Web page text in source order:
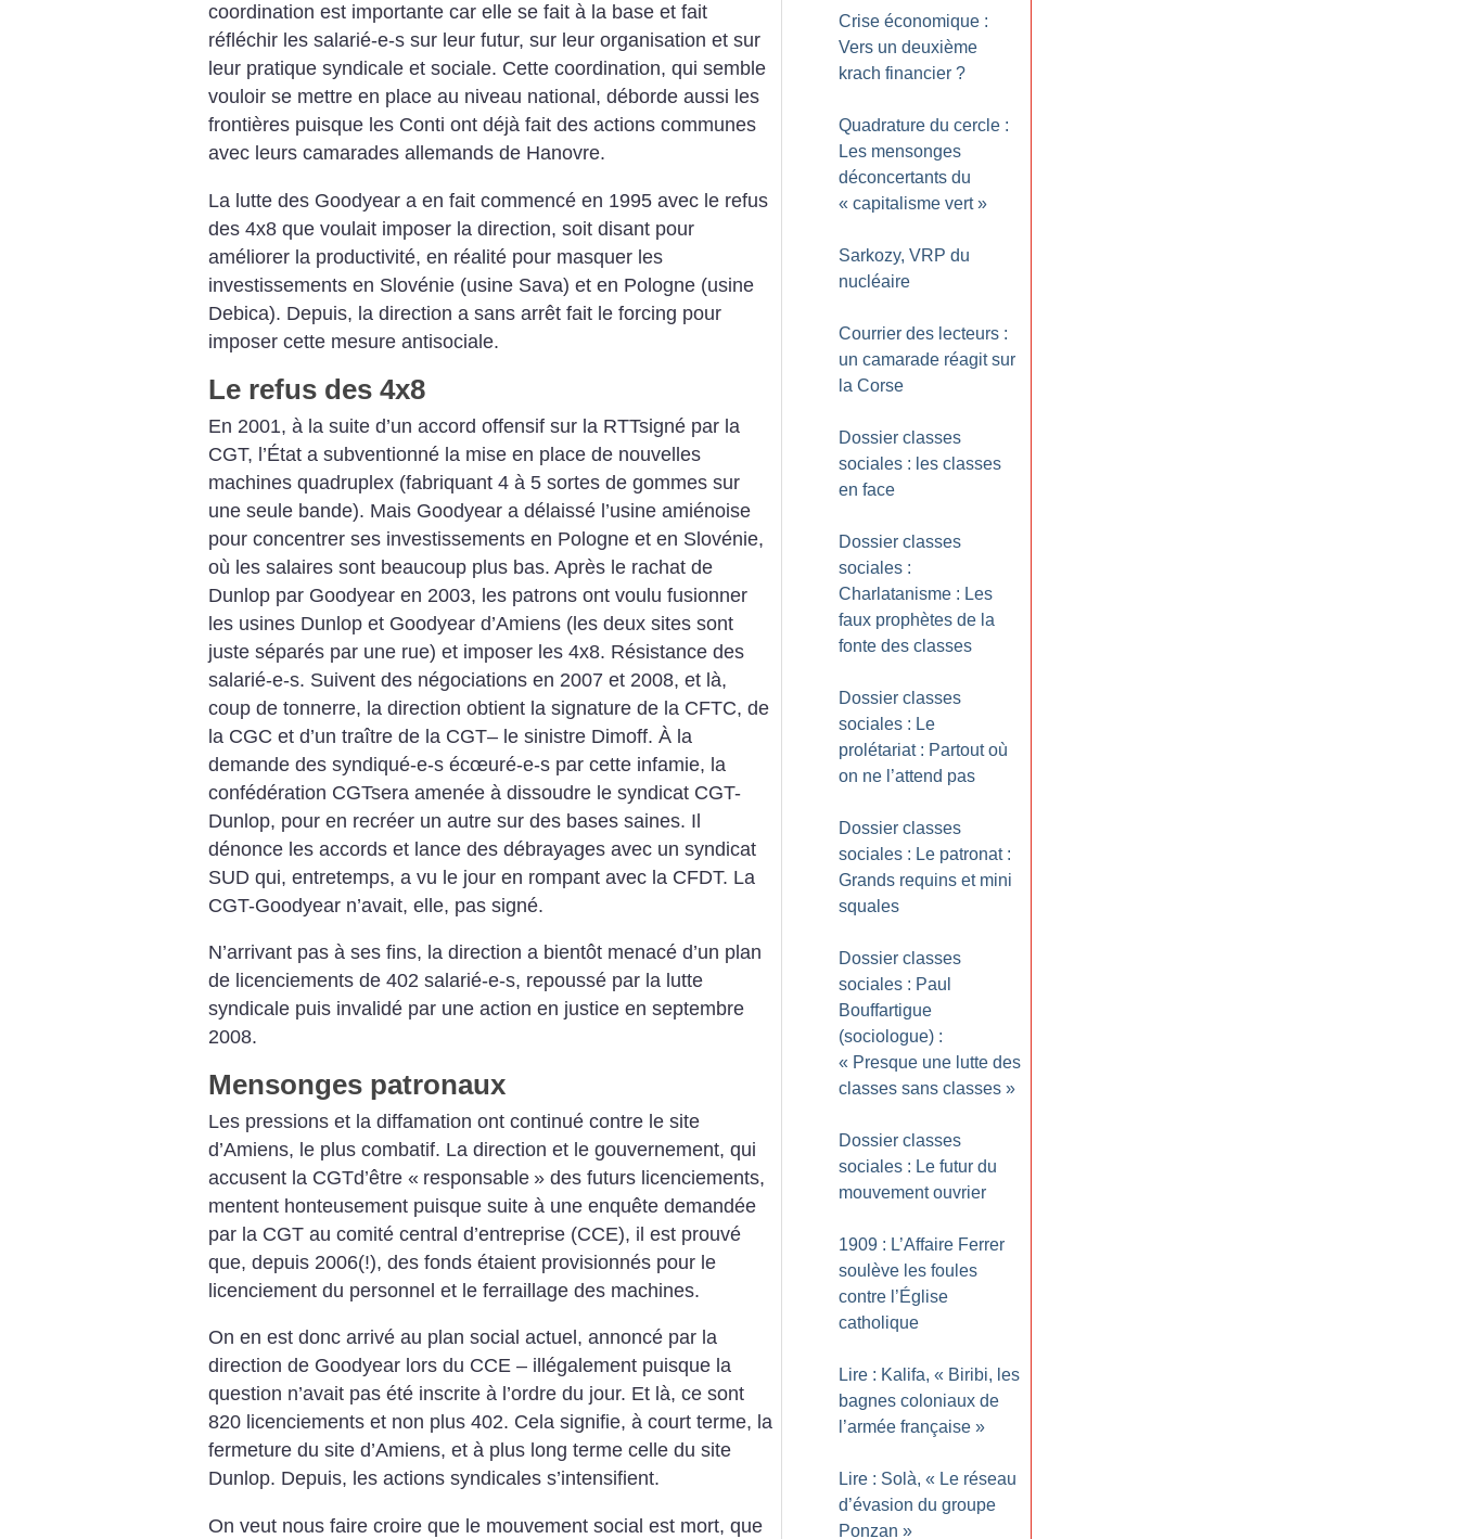
coordination est importante car elle se fait à la base et fait
réfléchir les salarié-e-s sur leur futur, sur leur organisation et sur
leur pratique syndicale et sociale. Cette coordination, qui semble
vouloir se mettre en place au niveau national, déborde aussi les
frontières puisque les Conti ont déjà fait des actions communes
avec leurs camarades allemands de Hanovre.
La lutte des Goodyear a en fait commencé en 1995 avec le refus
des 4x8 que voulait imposer la direction, soit disant pour
améliorer la productivité, en réalité pour masquer les
investissements en Slovénie (usine Sava) et en Pologne (usine
Debica). Depuis, la direction a sans arrêt fait le forcing pour
imposer cette mesure antisociale.
Le refus des 4x8
En 2001, à la suite d’un accord offensif sur la RTTsigné par la
CGT, l’État a subventionné la mise en place de nouvelles
machines quadruplex (fabriquant 4 à 5 sortes de gommes sur
une seule bande). Mais Goodyear a délaissé l’usine amiénoise
pour concentrer ses investissements en Pologne et en Slovénie,
où les salaires sont beaucoup plus bas. Après le rachat de
Dunlop par Goodyear en 2003, les patrons ont voulu fusionner
les usines Dunlop et Goodyear d’Amiens (les deux sites sont
juste séparés par une rue) et imposer les 4x8. Résistance des
salarié-e-s. Suivent des négociations en 2007 et 2008, et là,
coup de tonnerre, la direction obtient la signature de la CFTC, de
la CGC et d’un traître de la CGT– le sinistre Dimoff. À la
demande des syndiqué-e-s écœuré-e-s par cette infamie, la
confédération CGTsera amenée à dissoudre le syndicat CGT-
Dunlop, pour en recréer un autre sur des bases saines. Il
dénonce les accords et lance des débrayages avec un syndicat
SUD qui, entretemps, a vu le jour en rompant avec la CFDT. La
CGT-Goodyear n’avait, elle, pas signé.
N’arrivant pas à ses fins, la direction a bientôt menacé d’un plan
de licenciements de 402 salarié-e-s, repoussé par la lutte
syndicale puis invalidé par une action en justice en septembre
2008.
Mensonges patronaux
Les pressions et la diffamation ont continué contre le site
d’Amiens, le plus combatif. La direction et le gouvernement, qui
accusent la CGTd’être « responsable » des futurs licenciements,
mentent honteusement puisque suite à une enquête demandée
par la CGT au comité central d’entreprise (CCE), il est prouvé
que, depuis 2006(!), des fonds étaient provisionnés pour le
licenciement du personnel et le ferraillage des machines.
On en est donc arrivé au plan social actuel, annoncé par la
direction de Goodyear lors du CCE – illégalement puisque la
question n’avait pas été inscrite à l’ordre du jour. Et là, ce sont
820 licenciements et non plus 402. Cela signifie, à court terme, la
fermeture du site d’Amiens, et à plus long terme celle du site
Dunlop. Depuis, les actions syndicales s’intensifient.
On veut nous faire croire que le mouvement social est mort, que
Crise économique :
Vers un deuxième
krach financier ?
Quadrature du cercle :
Les mensonges
déconcertants du
« capitalisme vert »
Sarkozy, VRP du
nucléaire
Courrier des lecteurs :
un camarade réagit sur
la Corse
Dossier classes
sociales : les classes
en face
Dossier classes
sociales :
Charlatanisme : Les
faux prophètes de la
fonte des classes
Dossier classes
sociales : Le
prolétariat : Partout où
on ne l’attend pas
Dossier classes
sociales : Le patronat :
Grands requins et mini
squales
Dossier classes
sociales : Paul
Bouffartigue
(sociologue) :
« Presque une lutte des
classes sans classes »
Dossier classes
sociales : Le futur du
mouvement ouvrier
1909 : L’Affaire Ferrer
soulève les foules
contre l’Église
catholique
Lire : Kalifa, « Biribi, les
bagnes coloniaux de
l’armée française »
Lire : Solà, « Le réseau
d’évasion du groupe
Ponzan »